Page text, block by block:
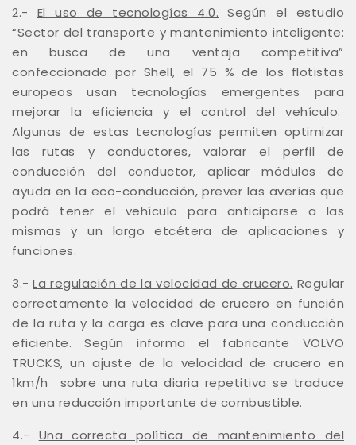
2.- El uso de tecnologías 4.0. Según el estudio
“Sector del transporte y mantenimiento inteligente:
en busca de una ventaja competitiva”
confeccionado por Shell, el 75 % de los flotistas
europeos usan tecnologías emergentes para
mejorar la eficiencia y el control del vehículo.
Algunas de estas tecnologías permiten optimizar
las rutas y conductores, valorar el perfil de
conducción del conductor, aplicar módulos de
ayuda en la eco-conducción, prever las averías que
podrá tener el vehículo para anticiparse a las
mismas y un largo etcétera de aplicaciones y
funciones.
3.-La regulación de la velocidad de crucero. Regular
correctamente la velocidad de crucero en función
de la ruta y la carga es clave para una conducción
eficiente. Según informa el fabricante VOLVO
TRUCKS, un ajuste de la velocidad de crucero en
1km/h
sobre una ruta diaria repetitiva se traduce
en una reducción importante de combustible.
4.- Una correcta política de mantenimiento del